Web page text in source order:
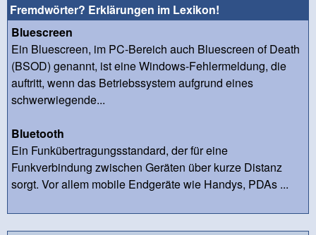
Fremdwörter? Erklärungen im Lexikon!
Bluescreen
Ein Bluescreen, im PC-Bereich auch Bluescreen of Death
(BSOD) genannt, ist eine Windows-Fehlermeldung, die
auftritt, wenn das Betriebssystem aufgrund eines
schwerwiegende...
Bluetooth
Ein Funkübertragungsstandard, der für eine
Funkverbindung zwischen Geräten über kurze Distanz
sorgt. Vor allem mobile Endgeräte wie Handys, PDAs ...